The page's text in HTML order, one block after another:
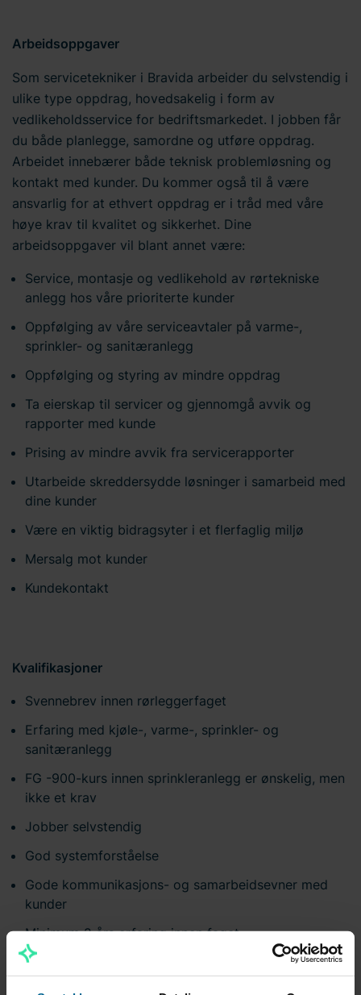
Arbeidsoppgaver
Som servicetekniker i Bravida arbeider du selvstendig i
ulike type oppdrag, hovedsakelig i form av
vedlikeholdsservice for bedriftsmarkedet. I jobben får
du både planlegge, samordne og utføre oppdrag.
Arbeidet innebærer både teknisk problemløsning og
kontakt med kunder. Du kommer også til å være
ansvarlig for at ethvert oppdrag er i tråd med våre
høye krav til kvalitet og sikkerhet. Dine
arbeidsoppgaver vil blant annet være:
Service, montasje og vedlikehold av rørtekniske
anlegg hos våre prioriterte kunder
Oppfølging av våre serviceavtaler på varme-,
sprinkler- og sanitæranlegg
Oppfølging og styring av mindre oppdrag
Ta eierskap til servicer og gjennomgå avvik og
rapporter med kunde
Prising av mindre avvik fra servicerapporter
Utarbeide skreddersydde løsninger i samarbeid med
dine kunder
Være en viktig bidragsyter i et flerfaglig miljø
Mersalg mot kunder
Kundekontakt
Kvalifikasjoner
Svennebrev innen rørleggerfaget
Erfaring med kjøle-, varme-, sprinkler- og
sanitæranlegg
FG -900-kurs innen sprinkleranlegg er ønskelig, men
ikke et krav
Jobber selvstendig
God systemforståelse
Gode kommunikasjons- og samarbeidsevner med
kunder
Minimum 2 års erfaring innen faget
Førerkort klasse B
Trives med mobil/tablet/PC som arbeidsverktøy, da